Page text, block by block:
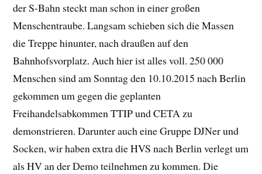
der S-Bahn steckt man schon in einer großen
Menschentraube. Langsam schieben sich die Massen
die Treppe hinunter, nach draußen auf den
Bahnhofsvorplatz. Auch hier ist alles voll. 250 000
Menschen sind am Sonntag den 10.10.2015 nach Berlin
gekommen um gegen die geplanten
Freihandelsabkommen TTIP und CETA zu
demonstrieren. Darunter auch eine Gruppe DJNer und
Socken, wir haben extra die HVS nach Berlin verlegt um
als HV an der Demo teilnehmen zu kommen. Die